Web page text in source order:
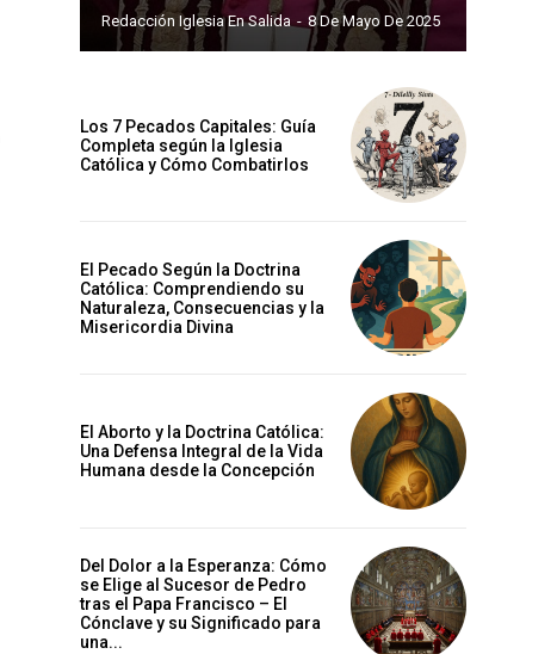
Redacción Iglesia En Salida - 8 De Mayo De 2025
Los 7 Pecados Capitales: Guía
Completa según la Iglesia
Católica y Cómo Combatirlos
El Pecado Según la Doctrina
Católica: Comprendiendo su
Naturaleza, Consecuencias y la
Misericordia Divina
El Aborto y la Doctrina Católica:
Una Defensa Integral de la Vida
Humana desde la Concepción
Del Dolor a la Esperanza: Cómo
se Elige al Sucesor de Pedro
tras el Papa Francisco – El
Cónclave y su Significado para
una...